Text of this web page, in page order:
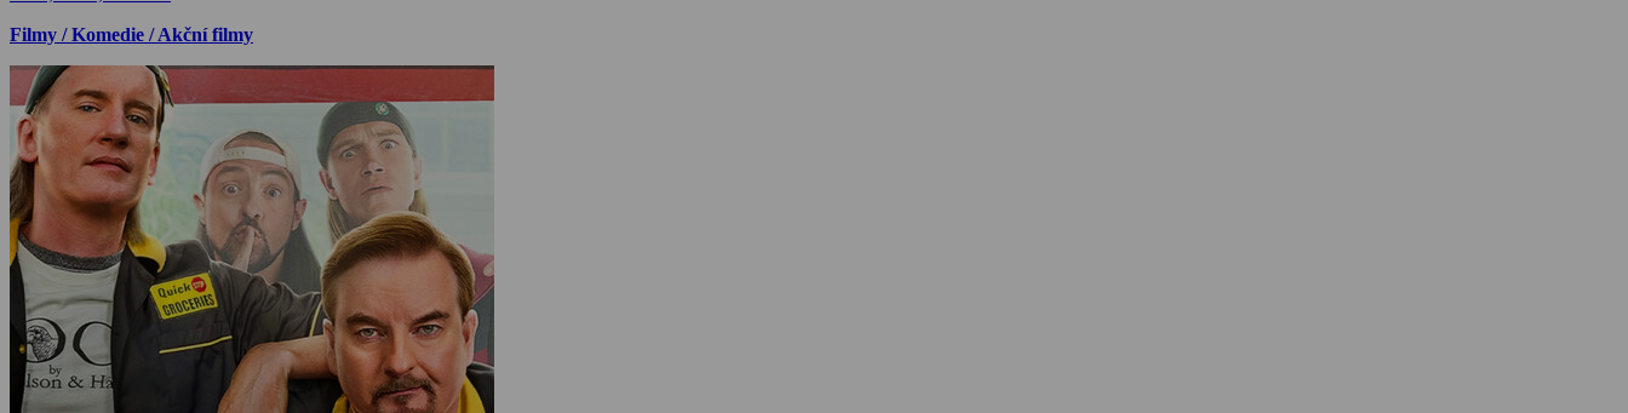
Filmy / Komedie / Akční filmy